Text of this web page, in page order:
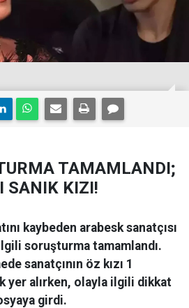
TAMAMLANDI;
SANIK KIZI!
kaybeden arabesk sanatçısı
soruşturma tamamlandı.
sanatçının öz kızı 1
yer alırken, olayla ilgili dikkat
girdi.